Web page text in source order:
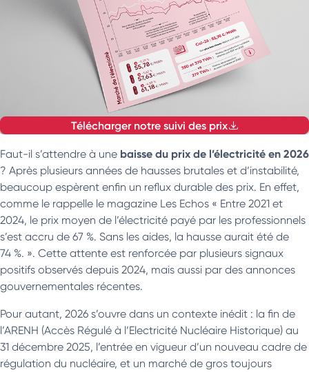
Télécharger notre suivi des prix
Faut-il s’attendre à une baisse du prix de l’électricité en 2026
? Après plusieurs années de hausses brutales et d’instabilité,
beaucoup espèrent enfin un reflux durable des prix. En effet,
comme le rappelle le magazine Les Echos « Entre 2021 et
2024, le prix moyen de l’électricité payé par les professionnels
s’est accru de 67 %. Sans les aides, la hausse aurait été de
74 %. ». Cette attente est renforcée par plusieurs signaux
positifs observés depuis 2024, mais aussi par des annonces
gouvernementales récentes.
Pour autant, 2026 s’ouvre dans un contexte inédit : la fin de
l’ARENH (Accès Régulé à l’Electricité Nucléaire Historique) au
31 décembre 2025, l’entrée en vigueur d’un nouveau cadre de
régulation du nucléaire, et un marché de gros toujours